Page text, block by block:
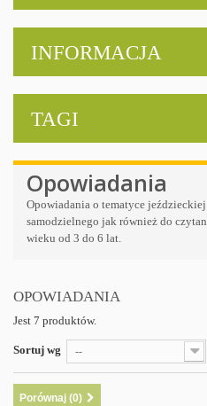
INFORMACJA
TAGI
Opowiadania
Opowiadania o tematyce
samodzielnego jak również do
wieku od 3 do 6 lat.
OPOWIADANIA
Jest 7 produktów.
Sortuj wg --
Porównaj (0)